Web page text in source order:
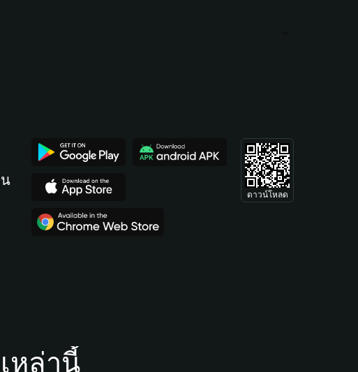
ดาวน์โหลด
หล่านี้